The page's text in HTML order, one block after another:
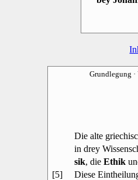
Grundlegung
Die alte
in drey
sik, die Ethik
[5]
Diese